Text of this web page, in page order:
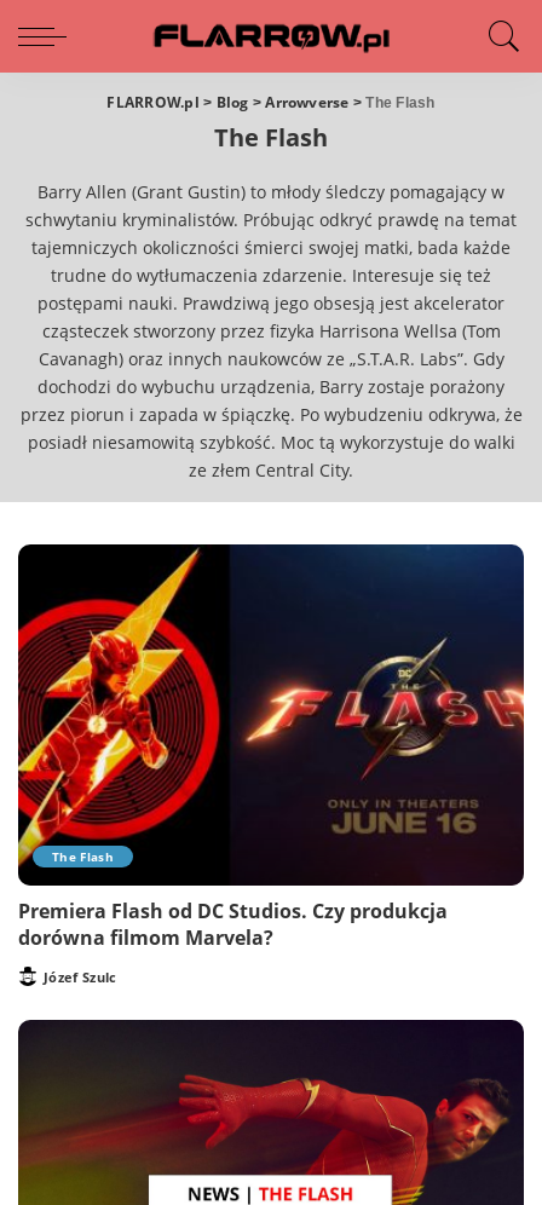
FLARROW.pl > Blog >Arrowverse >The Flash
The Flash
Barry Allen (Grant Gustin) to młody śledczy pomagający w
schwytaniu kryminalistów. Próbując odkryć prawdę na temat
tajemniczych okoliczności śmierci swojej matki, bada każde
trudne do wytłumaczenia zdarzenie. Interesuje się też
postępami nauki. Prawdziwą jego obsesją jest akcelerator
cząsteczek stworzony przez fizyka Harrisona Wellsa (Tom
Cavanagh) oraz innych naukowców ze „S.T.A.R. Labs”. Gdy
dochodzi do wybuchu urządzenia, Barry zostaje porażony
przez piorun i zapada w śpiączkę. Po wybudzeniu odkrywa, że
posiadł niesamowitą szybkość. Moc tą wykorzystuje do walki
ze złem Central City.
The Flash
Premiera Flash od DC Studios. Czy produkcja
dorówna filmom Marvela?
PostedJózef Szulc